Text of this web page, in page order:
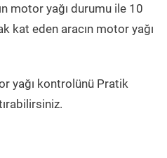
motor yağı durumu ile 10
kat eden aracın motor yağı
yağı kontrolünü Pratik